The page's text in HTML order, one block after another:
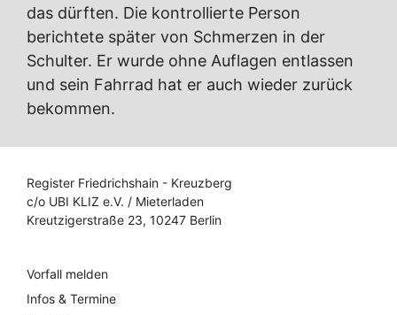
das dürften. Die kontrollierte Person
berichtete später von Schmerzen in der
Schulter. Er wurde ohne Auflagen entlassen
und sein Fahrrad hat er auch wieder zurück
bekommen.
Register Friedrichshain - Kreuzberg
c/o UBI KLIZ e.V. / Mieterladen
Kreutzigerstraße 23, 10247 Berlin
Vorfall melden
Infos & Termine